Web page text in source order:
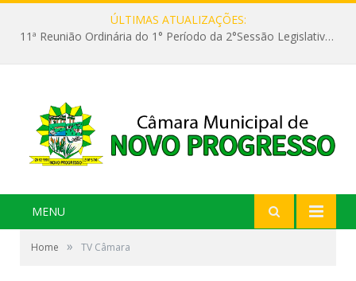
ÚLTIMAS ATUALIZAÇÕES:
11ª Reunião Ordinária do 1° Período da 2°Sessão Legislativa da 9ª Legislatura do Poder Legislativo
MENU
Home » TV Câmara